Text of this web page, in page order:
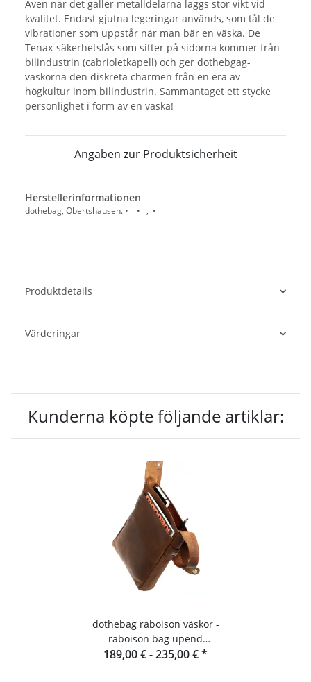
Även när det gäller metalldelarna läggs stor vikt vid
kvalitet. Endast gjutna legeringar används, som tål de
vibrationer som uppstår när man bär en väska. De
Tenax-säkerhetslås som sitter på sidorna kommer från
bilindustrin (cabrioletkapell) och ger dothebgag-
väskorna den diskreta charmen från en era av
högkultur inom bilindustrin. Sammantaget ett stycke
personlighet i form av en väska!
Angaben zur Produktsicherheit
Herstellerinformationen
dothebag, Obertshausen. • • , •
Produktdetails
Värderingar
Kunderna köpte följande artiklar:
dothebag raboison väskor -
raboison bag upend
Stående format toro
189,00 € -235,00 €*